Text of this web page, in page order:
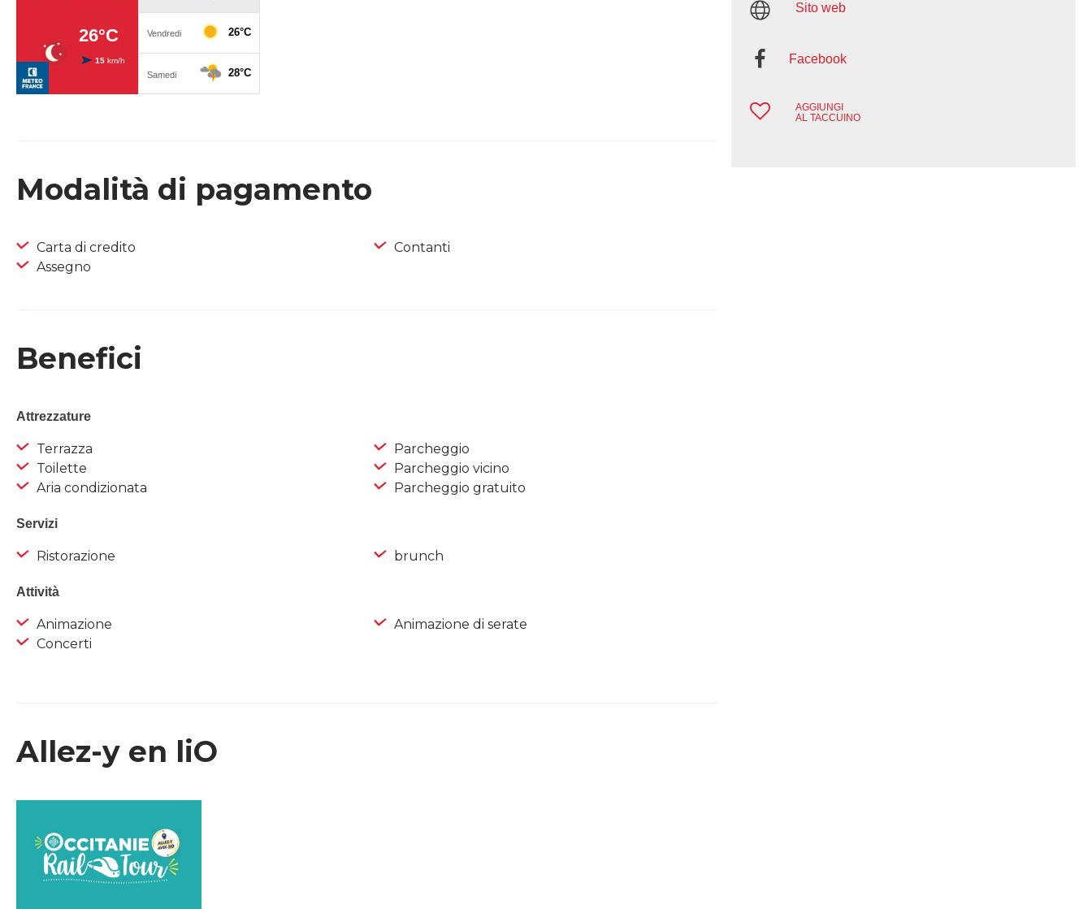
Modalità di pagamento
Carta di credito
Assegno
Contanti
Benefici
Attrezzature
Terrazza
Toilette
Aria condizionata
Parcheggio
Parcheggio vicino
Parcheggio gratuito
Servizi
Ristorazione brunch
Attività
Animazione
Concerti
Animazione di serate
Allez-y en liO
Sito web
Facebook
AGGIUNGI
AL TACCUINO